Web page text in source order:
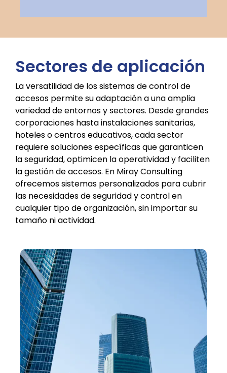
Sectores de aplicación
La versatilidad de los sistemas de control de
accesos permite su adaptación a una amplia
variedad de entornos y sectores. Desde grandes
corporaciones hasta instalaciones sanitarias,
hoteles o centros educativos, cada sector
requiere soluciones específicas que garanticen
la seguridad, optimicen la operatividad y faciliten
la gestión de accesos. En Miray Consulting
ofrecemos sistemas personalizados para cubrir
las necesidades de seguridad y control en
cualquier tipo de organización, sin importar su
tamaño ni actividad.